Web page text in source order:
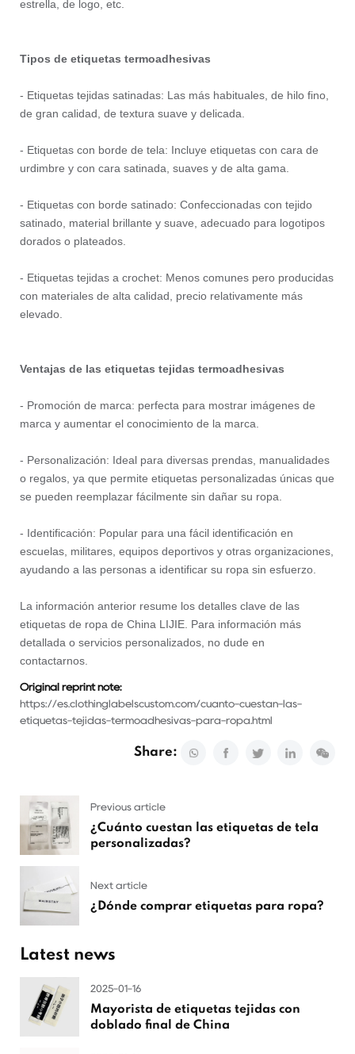
estrella, de logo, etc.
Tipos de etiquetas termoadhesivas
- Etiquetas tejidas satinadas: Las más habituales, de hilo fino,
de gran calidad, de textura suave y delicada.
- Etiquetas con borde de tela: Incluye etiquetas con cara de
urdimbre y con cara satinada, suaves y de alta gama.
- Etiquetas con borde satinado: Confeccionadas con tejido
satinado, material brillante y suave, adecuado para logotipos
dorados o plateados.
- Etiquetas tejidas a crochet: Menos comunes pero producidas
con materiales de alta calidad, precio relativamente más
elevado.
Ventajas de las etiquetas tejidas termoadhesivas
- Promoción de marca: perfecta para mostrar imágenes de
marca y aumentar el conocimiento de la marca.
- Personalización: Ideal para diversas prendas, manualidades
o regalos, ya que permite etiquetas personalizadas únicas que
se pueden reemplazar fácilmente sin dañar su ropa.
- Identificación: Popular para una fácil identificación en
escuelas, militares, equipos deportivos y otras organizaciones,
ayudando a las personas a identificar su ropa sin esfuerzo.
La información anterior resume los detalles clave de las
etiquetas de ropa de China LIJIE. Para información más
detallada o servicios personalizados, no dude en
contactarnos.
Original reprint note:
https://es.clothinglabelscustom.com/cuanto-cuestan-las-
etiquetas-tejidas-termoadhesivas-para-ropa.html
Share:
Previous article
¿Cuánto cuestan las etiquetas de tela
personalizadas?
Next article
¿Dónde comprar etiquetas para ropa?
Latest news
2025-01-16
Mayorista de etiquetas tejidas con
doblado final de China